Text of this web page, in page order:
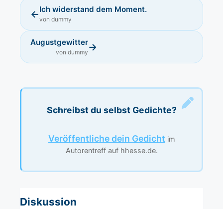
←Ich widerstand dem Moment.
von dummy
Augustgewitter
von dummy →
Schreibst du selbst Gedichte?
Veröffentliche dein Gedicht im
Autorentreff auf hhesse.de.
Diskussion